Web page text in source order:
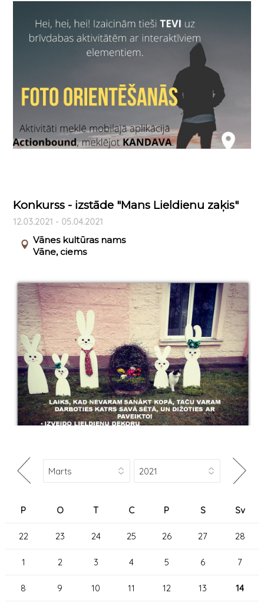
Konkurss - izstāde "Mans Lieldienu zaķis"
12.03.2021 - 05.04.2021
Vānes kultūras nams
Vāne, ciems
P O T C P S Sv
22 23 24 25 26 27 28
1 2 3 4 5 6 7
8 9 10 11 12 13 14